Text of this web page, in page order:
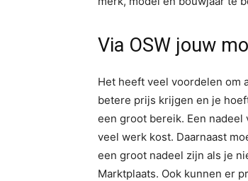
Via OSW jouw
Het heeft veel voordelen om
betere prijs krijgen en je
een groot bereik. Een
veel werk kost. Daarnaast
een groot nadeel zijn als je
Marktplaats. Ook kunnen er